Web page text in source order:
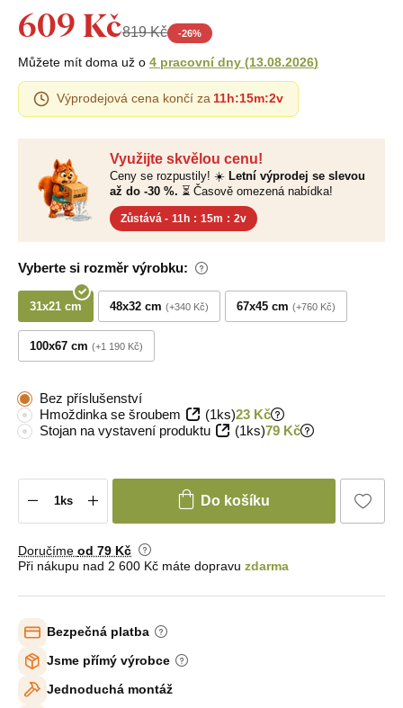
Využijte skvělou cenu!
Ceny se rozpustily! ☀️ Letní výprodej se slevou
až do -30 %. ⏳ Časově omezená nabídka!
Zůstává - 11h : 15m : 1v
Vyberte si rozměr výrobku:
31x21 cm 48x32 cm +340 Kč 67x45 cm +760 Kč
100x67 cm +1 190 Kč
609 Kč819 Kč -26%
Můžete mít doma už o 4 pracovní dny (13.08.2026)
Výprodejová cena končí za 11h:15m:1v
Bez příslušenství
Hmoždinka se šroubem
(1ks)23 Kč
Stojan na vystavení produktu
(1ks)79 Kč
Do košíku
Doručíme od 79 Kč
Při nákupu nad 2 600 Kč máte dopravu zdarma
Bezpečná platba
Jsme přímý výrobce
Jednoduchá montáž